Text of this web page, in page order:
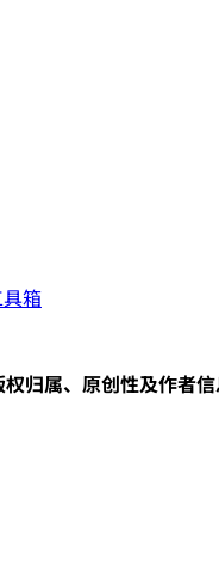
箱
归属、原创性及作者